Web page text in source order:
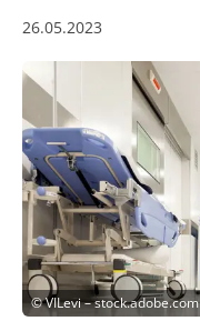
26.05.2023
©VILevi – stock.adobe.com